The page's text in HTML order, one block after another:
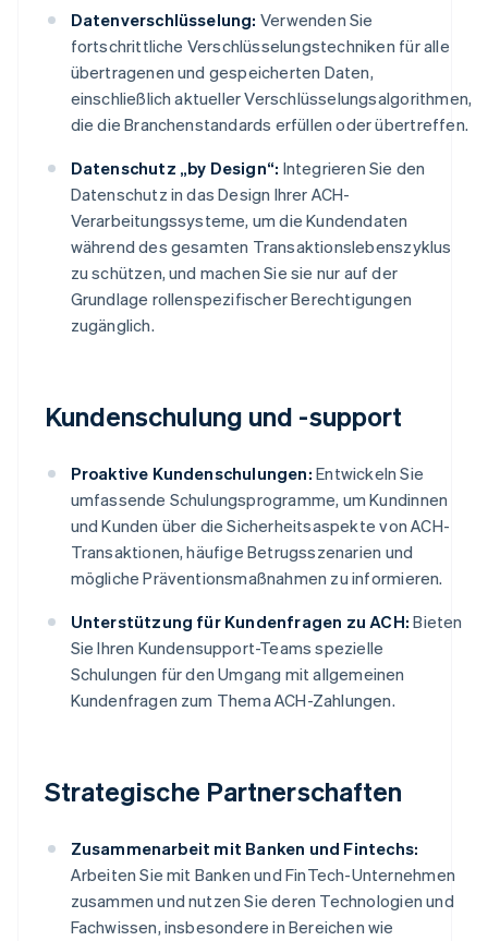
Datenverschlüsselung: Verwenden Sie
fortschrittliche Verschlüsselungstechniken für alle
übertragenen und gespeicherten Daten,
einschließlich aktueller Verschlüsselungsalgorithmen,
die die Branchenstandards erfüllen oder übertreffen.
Datenschutz „by Design“: Integrieren Sie den
Datenschutz in das Design Ihrer ACH-
Verarbeitungssysteme, um die Kundendaten
während des gesamten Transaktionslebenszyklus
zu schützen, und machen Sie sie nur auf der
Grundlage rollenspezifischer Berechtigungen
zugänglich.
Kundenschulung und -support
Proaktive Kundenschulungen: Entwickeln Sie
umfassende Schulungsprogramme, um Kundinnen
und Kunden über die Sicherheitsaspekte von ACH-
Transaktionen, häufige Betrugsszenarien und
mögliche Präventionsmaßnahmen zu informieren.
Unterstützung für Kundenfragen zu ACH: Bieten
Sie Ihren Kundensupport-Teams spezielle
Schulungen für den Umgang mit allgemeinen
Kundenfragen zum Thema ACH-Zahlungen.
Strategische Partnerschaften
Zusammenarbeit mit Banken und Fintechs:
Arbeiten Sie mit Banken und FinTech-Unternehmen
zusammen und nutzen Sie deren Technologien und
Fachwissen, insbesondere in Bereichen wie